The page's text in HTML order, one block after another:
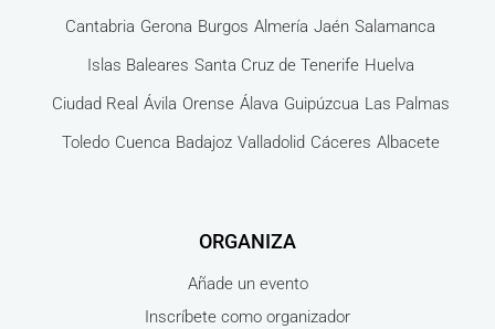
Cantabria Gerona Burgos Almería Jaén Salamanca
Islas Baleares Santa Cruz de Tenerife Huelva
Ciudad Real Ávila Orense Álava Guipúzcua Las Palmas
Toledo Cuenca Badajoz Valladolid Cáceres Albacete
ORGANIZA
Añade un evento
Inscríbete como organizador